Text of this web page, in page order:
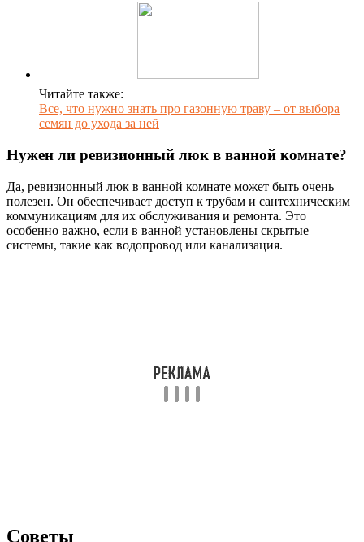
Читайте также:
Все, что нужно знать про газонную траву – от выбора
семян до ухода за ней
Нужен ли ревизионный люк в ванной комнате?
Да, ревизионный люк в ванной комнате может быть очень
полезен. Он обеспечивает доступ к трубам и сантехническим
коммуникациям для их обслуживания и ремонта. Это
особенно важно, если в ванной установлены скрытые
системы, такие как водопровод или канализация.
Советы